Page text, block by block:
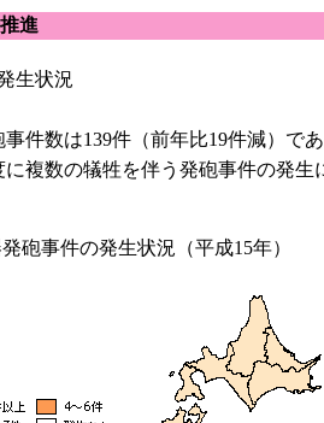
推進
生状況
件数は139件（前年比19件減）で
複数の犠牲を伴う発砲事件の発
砲事件の発生状況（平成15年）